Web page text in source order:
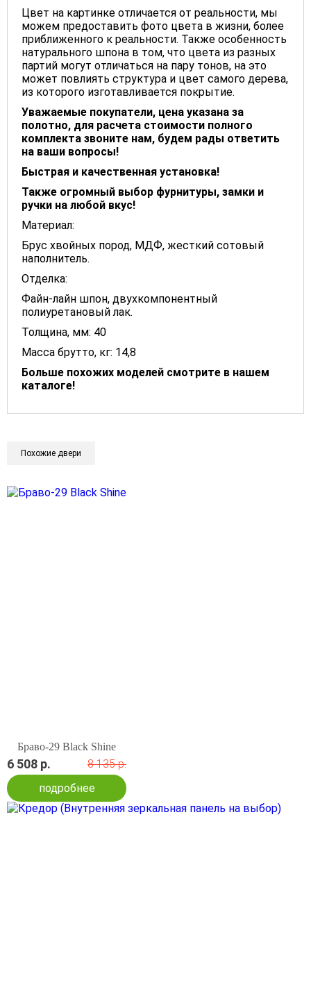
Цвет на картинке отличается от реальности, мы
можем предоставить фото цвета в жизни, более
приближенного к реальности. Также особенность
натурального шпона в том, что цвета из разных
партий могут отличаться на пару тонов, на это
может повлиять структура и цвет самого дерева,
из которого изготавливается покрытие.
Уважаемые покупатели, цена указана за
полотно, для расчета стоимости полного
комплекта звоните нам, будем рады ответить
на ваши вопросы!
Быстрая и качественная установка!
Также огромный выбор фурнитуры, замки и
ручки на любой вкус!
Материал:
Брус хвойных пород, МДФ, жесткий сотовый
наполнитель.
Отделка:
Файн-лайн шпон, двухкомпонентный
полиуретановый лак.
Толщина, мм: 40
Масса брутто, кг: 14,8
Больше похожих моделей смотрите в нашем
каталоге!
Похожие двери
Браво-29 Black Shine
6 508 р.
8 135 р.
подробнее